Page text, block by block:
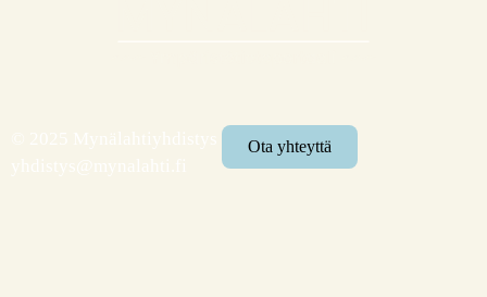
Ota yhteyttä